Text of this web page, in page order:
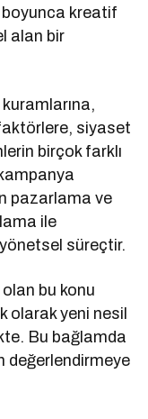
kreatif
alan bir
siyaset
birçok farklı
pazarlama ve
ile
yönetsel süreçtir.
bu konu
olarak yeni nesil
Bu bağlamda
değerlendirmeye